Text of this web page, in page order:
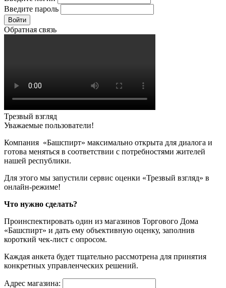
Введите пароль
Войти
Обратная связь
Трезвый взгляд
Уважаемые пользователи!
Компания «Башспирт» максимально открыта для диалога и
готова меняться в соответствии с потребностями жителей
нашей республики.
Для этого мы запустили сервис оценки «Трезвый взгляд» в
онлайн-режиме!
Что нужно сделать?
Проинспектировать один из магазинов Торгового Дома
«Башспирт» и дать ему объективную оценку, заполнив
короткий чек-лист с опросом.
Каждая анкета будет тщательно рассмотрена для принятия
конкретных управленческих решений.
Адрес магазина: